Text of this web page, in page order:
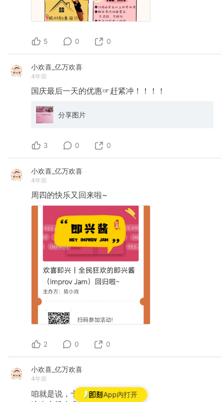
App内打开
5 0 0
小欢喜_亿万欢喜
4年前
国庆最后一天的优惠☞赶紧冲！！！！
分享图片
3 0 0
小欢喜_亿万欢喜
4年前
周四的快乐又回来啦~
2 0 0
小欢喜_亿万欢喜
4年前
咱就是说，卡司阵容告诉我们……